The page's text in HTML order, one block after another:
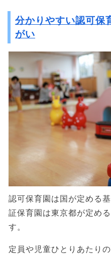
分かりやすい認可保
がい
認可保育園は国が定める
証保育園は東京都が定め
す。
定員や児童ひとりあたり